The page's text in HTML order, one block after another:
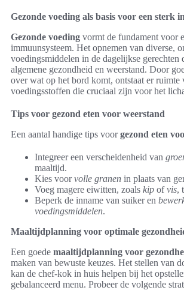
Gezonde voeding als basis voor een sterk
Gezonde voeding vormt de fundament voor
immuunsysteem. Het opnemen van diverse,
voedingsmiddelen in de dagelijkse gerechten
algemene gezondheid en weerstand. Door
over wat op het bord komt, ontstaat er ruimte
voedingsstoffen die cruciaal zijn voor het
Tips voor gezond eten voor weerstand
Een aantal handige tips voorgezond eten
Integreer een verscheidenheid van
maaltijd.
Kies voorvolle granen in plaats van
Voeg magere eiwitten, zoals kip ofvis,
Beperk de inname van suiker en
voedingsmiddelen.
Maaltijdplanning voor optimale
Een goede maaltijdplanning voor
maken van bewuste keuzes. Het stellen van
kan de chef-kok in huis helpen bij het
gebalanceerd menu. Probeer de volgende